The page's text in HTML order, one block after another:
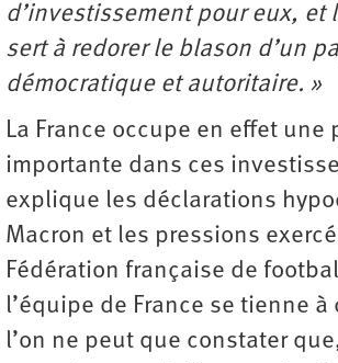
d’investissement pour eux, et
sert à redorer le blason d’un
démocratique et autoritaire. »
La France occupe en effet une
importante dans ces
explique les déclarations
Macron et les pressions
Fédération française de
l’équipe de France se tienne à
l’on ne peut que constater